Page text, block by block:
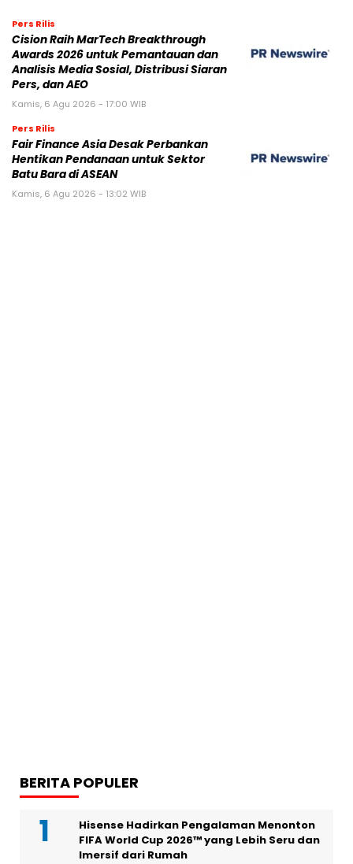
Pers Rilis
Cision Raih MarTech Breakthrough
Awards 2026 untuk Pemantauan dan
Analisis Media Sosial, Distribusi Siaran
Pers, dan AEO
Kamis, 6 Agu 2026 - 17:00 WIB
Pers Rilis
Fair Finance Asia Desak Perbankan
Hentikan Pendanaan untuk Sektor
Batu Bara di ASEAN
Kamis, 6 Agu 2026 - 13:02 WIB
BERITA POPULER
Hisense Hadirkan Pengalaman Menonton
FIFA World Cup 2026™ yang Lebih Seru dan
Imersif dari Rumah